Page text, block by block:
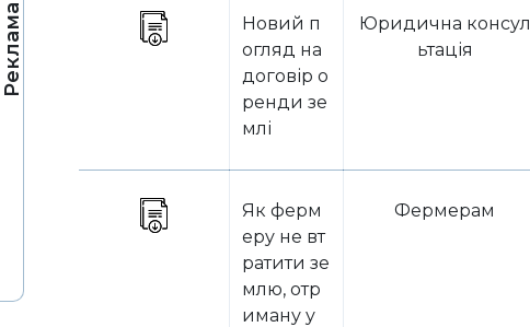
Реклама
Новий п
огляд на
договір о
ренди зе
млі
Юридична консул
ьтація
Як ферм
еру не вт
ратити зе
млю, отр
иману у
Фермерам